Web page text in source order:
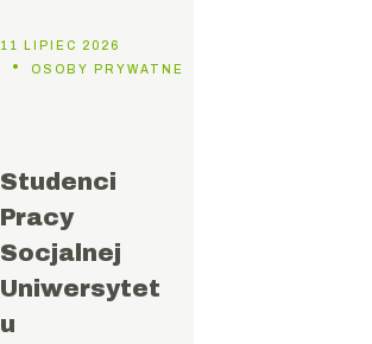
11 LIPIEC 2026
OSOBY PRYWATNE
Studenci
Pracy
Socjalnej
Uniwersytet
u